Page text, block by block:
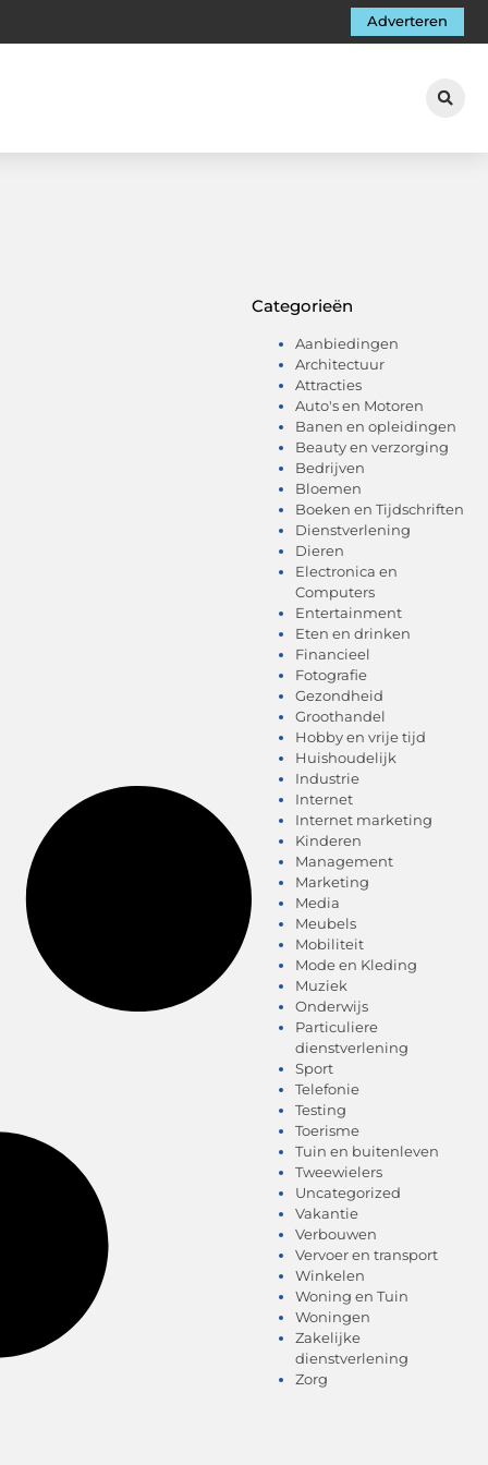
Adverteren
Categorieën
Aanbiedingen
Architectuur
Attracties
Auto's en Motoren
Banen en opleidingen
Beauty en verzorging
Bedrijven
Bloemen
Boeken en Tijdschriften
Dienstverlening
Dieren
Electronica en
Computers
Entertainment
Eten en drinken
Financieel
Fotografie
Gezondheid
Groothandel
Hobby en vrije tijd
Huishoudelijk
Industrie
Internet
Internet marketing
Kinderen
Management
Marketing
Media
Meubels
Mobiliteit
Mode en Kleding
Muziek
Onderwijs
Particuliere
dienstverlening
Sport
Telefonie
Testing
Toerisme
Tuin en buitenleven
Tweewielers
Uncategorized
Vakantie
Verbouwen
Vervoer en transport
Winkelen
Woning en Tuin
Woningen
Zakelijke
dienstverlening
Zorg